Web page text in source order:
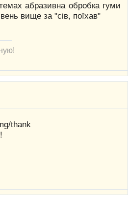
абразивна обробка гуми
вище за "сів, поїхав"